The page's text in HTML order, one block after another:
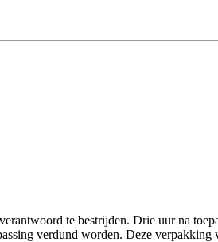
te bestrijden. Drie uur na
verdund worden. Deze